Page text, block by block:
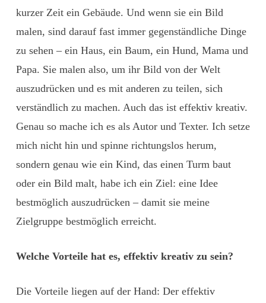
kurzer Zeit ein Gebäude. Und wenn sie ein Bild
malen, sind darauf fast immer gegenständliche Dinge
zu sehen – ein Haus, ein Baum, ein Hund, Mama und
Papa. Sie malen also, um ihr Bild von der Welt
auszudrücken und es mit anderen zu teilen, sich
verständlich zu machen. Auch das ist effektiv kreativ.
Genau so mache ich es als Autor und Texter. Ich setze
mich nicht hin und spinne richtungslos herum,
sondern genau wie ein Kind, das einen Turm baut
oder ein Bild malt, habe ich ein Ziel: eine Idee
bestmöglich auszudrücken – damit sie meine
Zielgruppe bestmöglich erreicht.
Welche Vorteile hat es, effektiv kreativ zu sein?
Die Vorteile liegen auf der Hand: Der effektiv